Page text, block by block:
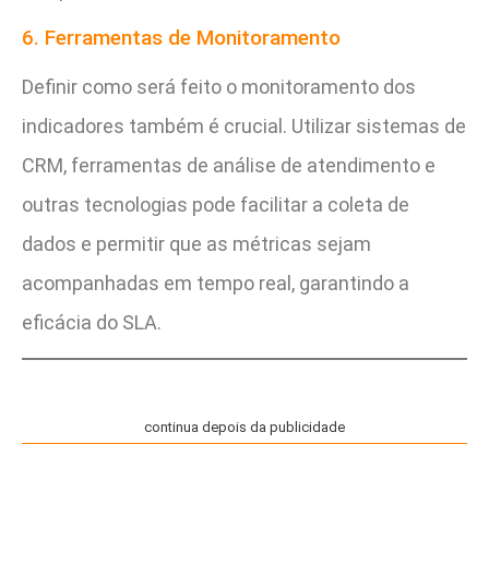
6. Ferramentas de Monitoramento
Definir como será feito o monitoramento dos
indicadores também é crucial. Utilizar sistemas de
CRM, ferramentas de análise de atendimento e
outras tecnologias pode facilitar a coleta de
dados e permitir que as métricas sejam
acompanhadas em tempo real, garantindo a
eficácia do SLA.
continua depois da publicidade